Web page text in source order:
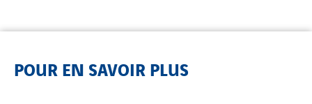
POUR EN SAVOIR PLUS